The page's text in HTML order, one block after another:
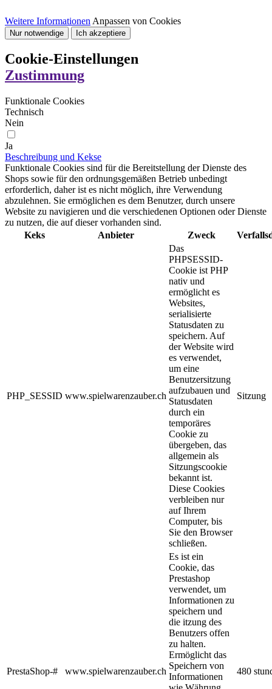
Weitere Informationen Anpassen von Cookies
Nur notwendige Ich akzeptiere
Cookie-Einstellungen
Zustimmung
Funktionale Cookies
Technisch
Nein
Ja
Beschreibung und Kekse
Funktionale Cookies sind für die Bereitstellung der Dienste des
Shops sowie für den ordnungsgemäßen Betrieb unbedingt
erforderlich, daher ist es nicht möglich, ihre Verwendung
abzulehnen. Sie ermöglichen es dem Benutzer, durch unsere
Website zu navigieren und die verschiedenen Optionen oder Dienste
zu nutzen, die auf dieser vorhanden sind.
Keks
Anbieter Zweck
PHP_SESSID www.spielwarenzauber.ch
Das
PHPSESSID-
Cookie ist PHP
nativ und
ermöglicht es
Websites,
serialisierte
Statusdaten zu
speichern. Auf
der Website wird
es verwendet,
um eine
Benutzersitzung
aufzubauen und
Statusdaten
durch ein
temporäres
Cookie zu
übergeben, das
allgemein als
Sitzungscookie
bekannt ist.
Diese Cookies
verbleiben nur
auf Ihrem
Computer, bis
Sie den Browser
schließen.
Sitzung
PrestaShop-# www.spielwarenzauber.ch
Es ist ein
Cookie, das
Prestashop
verwendet, um
Informationen zu
speichern und
die itzung des
Benutzers offen
zu halten.
Ermöglicht das
Speichern von
Informationen
480